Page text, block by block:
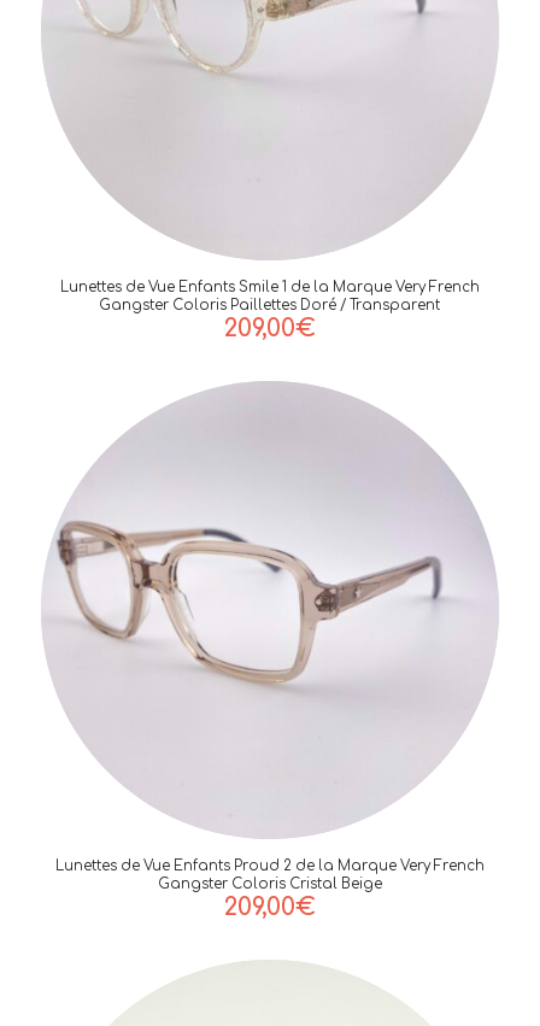
Lunettes de Vue Enfants Smile 1 de la Marque Very French
Gangster Coloris Paillettes Doré / Transparent
209,00€
Lunettes de Vue Enfants Proud 2 de la Marque Very French
Gangster Coloris Cristal Beige
209,00€